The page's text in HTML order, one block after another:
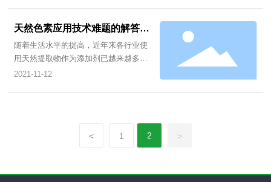
健功能。鉴于此，绿色健康的天然色素
在食品加工行业具有广阔的市场前景。
其着色力极强且无公害在食品生产中倍
些呢？一起来看一下。
天然色素应用技术难题的解答汇
总
随着生活水平的提高，近年来各行业使
用天然提取物作为添加剂已越来越多，
在产品着色方面，使用天然色素也非常
2021-11-12
< 1 2 >